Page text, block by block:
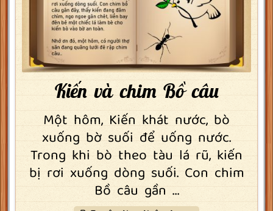
Kiến và chim Bồ câu
Một hôm, Kiến khát nước, bò
xuống bờ suối để uống nước.
Trong khi bò theo tàu lá rũ, kiến
bị rơi xuống dòng suối. Con chim
Bồ câu gần ...